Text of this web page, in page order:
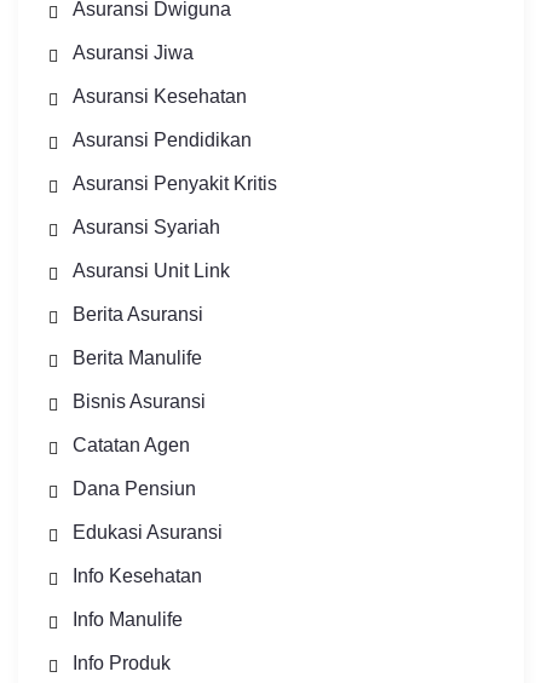
Asuransi Dwiguna
Asuransi Jiwa
Asuransi Kesehatan
Asuransi Pendidikan
Asuransi Penyakit Kritis
Asuransi Syariah
Asuransi Unit Link
Berita Asuransi
Berita Manulife
Bisnis Asuransi
Catatan Agen
Dana Pensiun
Edukasi Asuransi
Info Kesehatan
Info Manulife
Info Produk